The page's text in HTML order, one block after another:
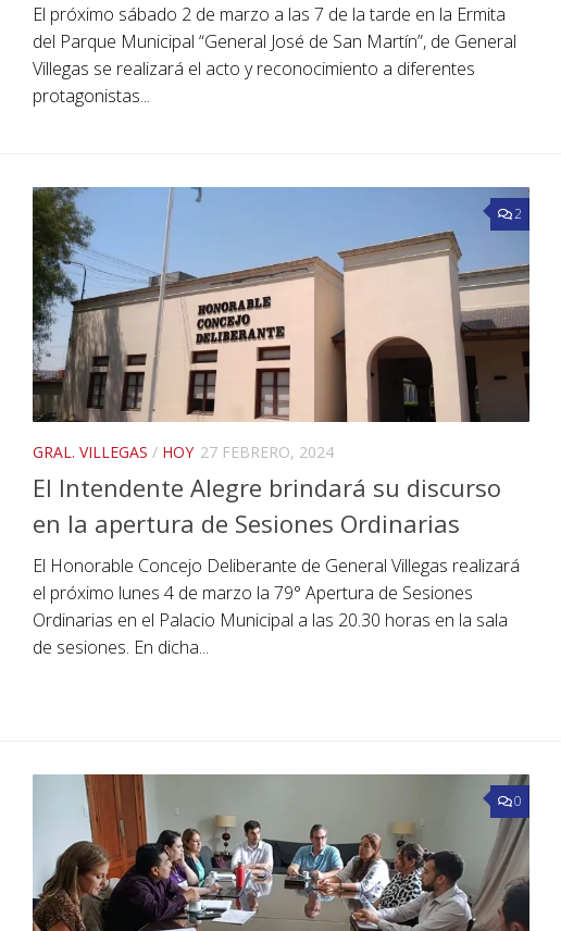
El próximo sábado 2 de marzo a las 7 de la tarde en la Ermita
del Parque Municipal “General José de San Martín”, de General
Villegas se realizará el acto y reconocimiento a diferentes
protagonistas...
2
GRAL. VILLEGAS / HOY 27 FEBRERO, 2024
El Intendente Alegre brindará su discurso
en la apertura de Sesiones Ordinarias
El Honorable Concejo Deliberante de General Villegas realizará
el próximo lunes 4 de marzo la 79° Apertura de Sesiones
Ordinarias en el Palacio Municipal a las 20.30 horas en la sala
de sesiones. En dicha...
0